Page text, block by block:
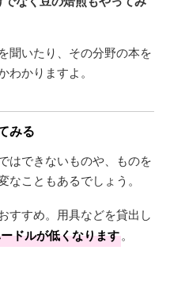
聞いたり、その分野の本を
かりますよ。
みる
はできないものや、ものを
こともあるでしょう。
すすめ。用具などを貸出し
ドルが低くなります。